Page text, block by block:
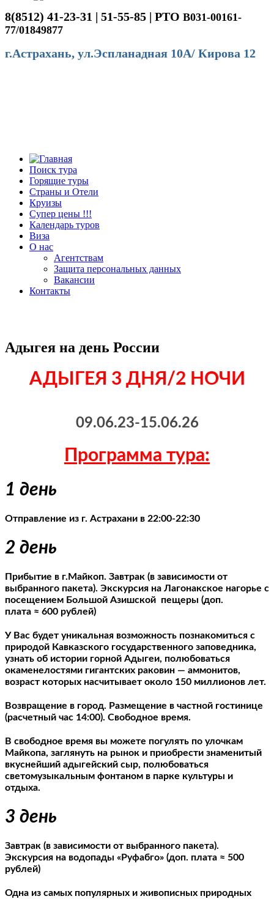
8(8512) 41-23-31 | 51-55-85 | РТО В031-00161-
77/01849877
г.Астрахань, ул.Эспланадная 10А/ Кирова 12
Поиск тура
Горящие туры
Страны и Отели
Круизы
Супер цены !!!
Календарь туров
Виза
О нас
Агентствам
Защита персональных данных
Вакансии
Контакты
Адыгея на день России
АДЫГЕЯ 3 ДНЯ/2 НОЧИ
09.06.23-15.06.26
Программа тура:
1 день
Отправление из г. Астрахани в 22:00-22:30
2 день
Прибытие в г.Майкоп. Завтрак (в зависимости от
выбранного пакета). Экскурсия на Лагонакское нагорье с
посещением Большой Азишской пещеры (доп.
плата ≈ 600 рублей)
У Вас будет уникальная возможность познакомиться с
природой Кавказского государственного заповедника,
узнать об истории горной Адыгеи, полюбоваться
окаменелостями гигантских раковин — аммонитов,
возраст которых насчитывает около 150 миллионов лет.
Возвращение в город. Размещение в частной гостинице
(расчетный час 14:00). Свободное время.
В свободное время вы можете погулять по улочкам
Майкопа, заглянуть на рынок и приобрести знаменитый
вкуснейший адыгейский сыр, полюбоваться
светомузыкальным фонтаном в парке культуры и
отдыха.
3 день
Завтрак (в зависимости от выбранного пакета).
Экскурсия на водопады «Руфабго» (доп. плата ≈ 500
рублей)
Одна из самых популярных и живописных природных